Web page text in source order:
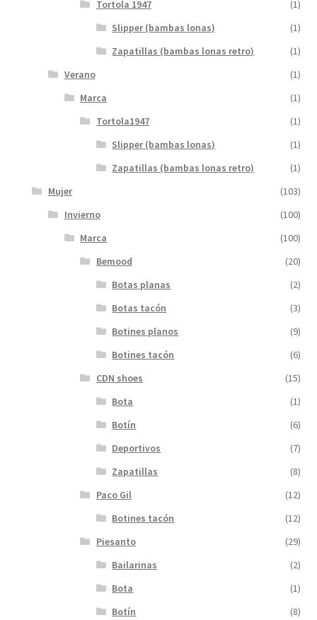
Tortola 1947
(1)
Slipper (bambas lonas)
(1)
Zapatillas (bambas lonas retro)
(1)
Verano
(1)
Marca
(1)
Tortola1947
(1)
Slipper (bambas lonas)
(1)
Zapatillas (bambas lonas retro)
(1)
Mujer
(103)
Invierno
(100)
Marca
(100)
Bemood
(20)
Botas planas
(2)
Botas tacón
(3)
Botines planos
(9)
Botines tacón
(6)
CDN shoes
(15)
Bota
(1)
Botín
(6)
Deportivos
(7)
Zapatillas
(8)
Paco Gil
(12)
Botines tacón
(12)
Piesanto
(29)
Bailarinas
(2)
Bota
(1)
Botín
(8)